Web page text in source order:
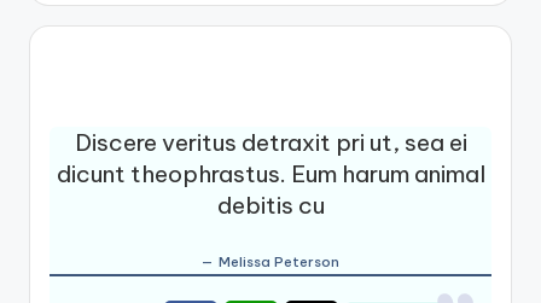
Discere veritus detraxit pri ut, sea ei
dicunt theophrastus. Eum harum animal
debitis cu
Melissa Peterson